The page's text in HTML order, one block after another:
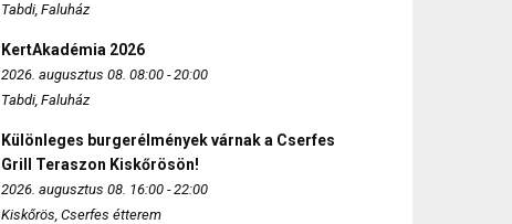
Tabdi, Faluház
KertAkadémia 2026
2026. augusztus 08. 08:00 - 20:00
Tabdi, Faluház
Különleges burgerélmények várnak a Cserfes
Grill Teraszon Kiskőrösön!
2026. augusztus 08. 16:00 - 22:00
Kiskőrös, Cserfes étterem